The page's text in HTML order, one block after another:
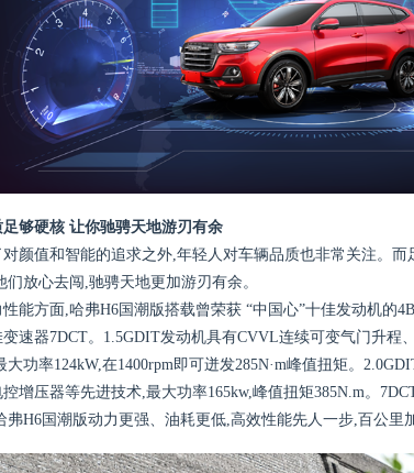
足够硬核 让你驰骋天地游刃有余
对颜值和智能的追求之外,年轻人对车辆品质也非常关注。
们放心去闯,驰骋天地更加游刃有余。
能方面,哈弗H6国潮版搭载曾荣获 “中国心”十佳发动机的
速器7DCT。1.5GDIT发动机具有CVVL连续可变气门升程
大功率124kW,在1400rpm即可迸发285N·m峰值扭矩。
增压器等先进技术,最大功率165kw,峰值扭矩385N.m。
弗H6国潮版动力更强、油耗更低,高效性能先人一步,百公里